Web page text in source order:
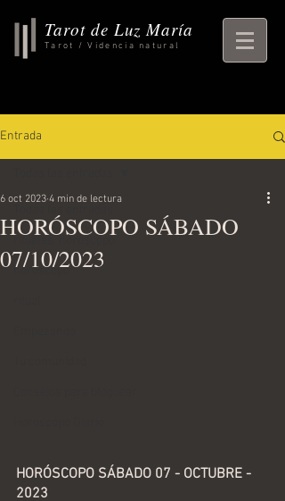
Tarot de Luz María
Tarot / Videncia natural
Entrada
horoscopo
HORÓSCOPO SÁBADO
07/10/2023
6 oct 2023 4 min de lectura
HORÓSCOPO SÁBADO 07 - OCTUBRE -
2023